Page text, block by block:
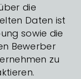
die
Daten ist
sowie die
Bewerber
zu